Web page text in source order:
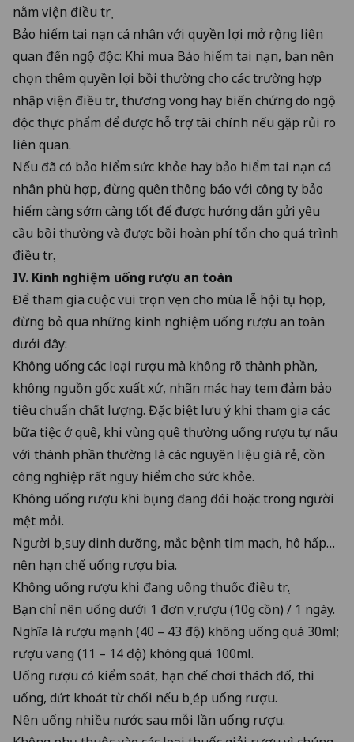
nằm viện điều trị
Bảo hiểm tai nạn cá nhân với quyền lợi mở rộng liên
quan đến ngộ độc: Khi mua Bảo hiểm tai nạn, bạn nên
chọn thêm quyền lợi bồi thường cho các trường hợp
nhập viện điều trị, thương vong hay biến chứng do ngộ
độc thực phẩm để được hỗ trợ tài chính nếu gặp rủi ro
liên quan.
Nếu đã có bảo hiểm sức khỏe hay bảo hiểm tai nạn cá
nhân phù hợp, đừng quên thông báo với công ty bảo
hiểm càng sớm càng tốt để được hướng dẫn gửi yêu
cầu bồi thường và được bồi hoàn phí tổn cho quá trình
điều trị.
IV. Kinh nghiệm uống rượu an toàn
Để tham gia cuộc vui trọn vẹn cho mùa lễ hội tụ họp,
đừng bỏ qua những kinh nghiệm uống rượu an toàn
dưới đây:
Không uống các loại rượu mà không rõ thành phần,
không nguồn gốc xuất xứ, nhãn mác hay tem đảm bảo
tiêu chuẩn chất lượng. Đặc biệt lưu ý khi tham gia các
bữa tiệc ở quê, khi vùng quê thường uống rượu tự nấu
với thành phần thường là các nguyên liệu giá rẻ, cồn
công nghiệp rất nguy hiểm cho sức khỏe.
Không uống rượu khi bụng đang đói hoặc trong người
mệt mỏi.
Người bị suy dinh dưỡng, mắc bệnh tim mạch, hô hấp…
nên hạn chế uống rượu bia.
Không uống rượu khi đang uống thuốc điều trị.
Bạn chỉ nên uống dưới 1 đơn vị rượu (10g cồn) / 1 ngày.
Nghĩa là rượu mạnh (40 – 43 độ) không uống quá 30ml;
rượu vang (11 – 14 độ) không quá 100ml.
Uống rượu có kiểm soát, hạn chế chơi thách đố, thi
uống, dứt khoát từ chối nếu bị ép uống rượu.
Nên uống nhiều nước sau mỗi lần uống rượu.